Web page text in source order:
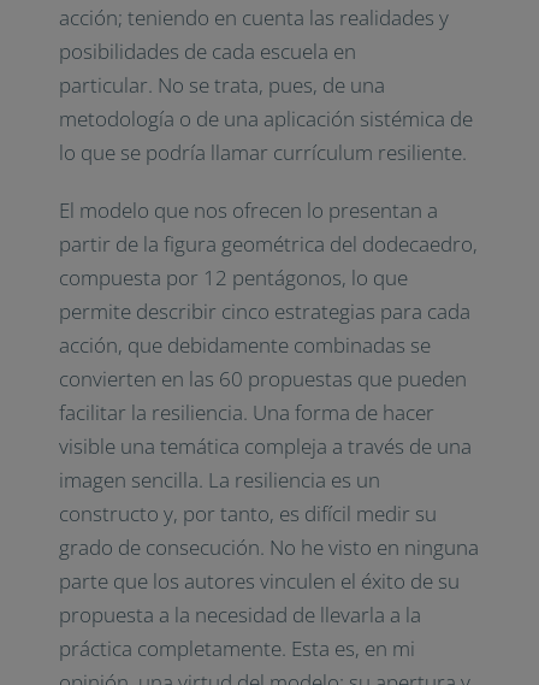
acción; teniendo en cuenta las realidades y
posibilidades de cada escuela en
particular. No se trata, pues, de una
metodología o de una aplicación sistémica de
lo que se podría llamar currículum resiliente.
El modelo que nos ofrecen lo presentan a
partir de la figura geométrica del dodecaedro,
compuesta por 12 pentágonos, lo que
permite describir cinco estrategias para cada
acción, que debidamente combinadas se
convierten en las 60 propuestas que pueden
facilitar la resiliencia. Una forma de hacer
visible una temática compleja a través de una
imagen sencilla. La resiliencia es un
constructo y, por tanto, es difícil medir su
grado de consecución. No he visto en ninguna
parte que los autores vinculen el éxito de su
propuesta a la necesidad de llevarla a la
práctica completamente. Esta es, en mi